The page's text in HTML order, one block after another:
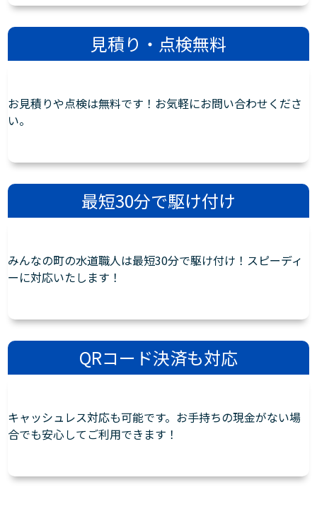
見積り・点検無料
お見積りや点検は無料です！お気軽にお問い合わせくださ
い。
最短30分で駆け付け
みんなの町の水道職人は最短30分で駆け付け！スピーディ
ーに対応いたします！
QRコード決済も対応
キャッシュレス対応も可能です。お手持ちの現金がない場
合でも安心してご利用できます！